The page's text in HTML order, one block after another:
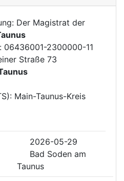
Der Magistrat der
06436001-2300000-11
Straße 73
Main-Taunus-Kreis
2026-05-29
Bad Soden am
Taunus